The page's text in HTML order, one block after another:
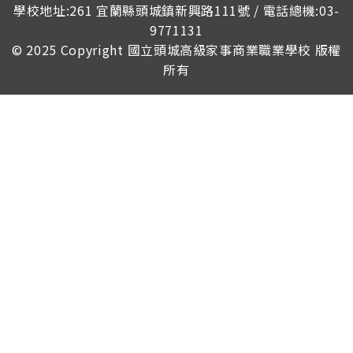
學校地址:261 宜蘭縣頭城鎮新興路111號 / 電話總機:03-
9771131
© 2025 Copyright 國立頭城高級家事商業職業學校 版權
所有